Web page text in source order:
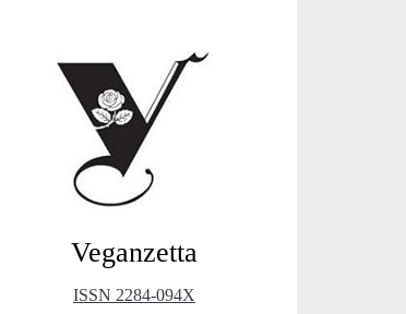
Sidebar
Veganzetta
ISSN 2284-094X